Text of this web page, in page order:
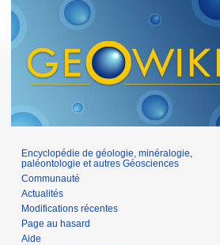
Encyclopédie de géologie, minéralogie,
paléontologie et autres Géosciences
Communauté
Actualités
Modifications récentes
Page au hasard
Aide